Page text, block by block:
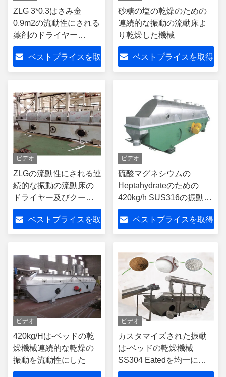
ZLG 3*0.3はさみ金
0.9m2の流動性にされる
薬剤のドライヤー
20kg/hのVibro -ベッドの
ドライヤー
ベストプライスを取
砂糖の塩の乾燥のための
連続的な振動の流動床よ
り乾燥した機械
ベストプライスを取得
ビデオ
ZLGの流動性にされる連
続的な振動の流動床の
ドライヤー及びクーラ
ー-ベッドのドライヤー
420kg/Hベストプライスを取
ビデオ
硫酸マグネシウムの
Heptahydrateのための
420kg/h SUS316の振動流
動床のドライヤー
ベストプライスを取得
ビデオ
420kg/Hは-ベッドの乾
燥機械連続的な乾燥の
振動を流動性にした
ビデオ
カスタマイズされた振動
は-ベッドの乾燥機械
SS304 Eatedを均一に流
動性にした